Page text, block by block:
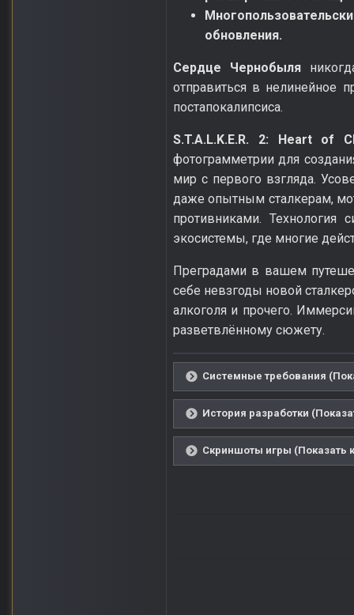
обновления.
Сердце Чернобыля
отправиться в нелинейное
постапокалипсиса.
S.T.A.L.K.E.R. 2: Heart of
фотограмметрии для
мир с первого взгляда.
даже опытным сталкерам,
противниками. Технология
экосистемы, где многие
Преградами в вашем
себе невзгоды новой
алкоголя и прочего.
разветвлённому сюжету.
Системные требования
История разработки
Скриншоты игры (Показать